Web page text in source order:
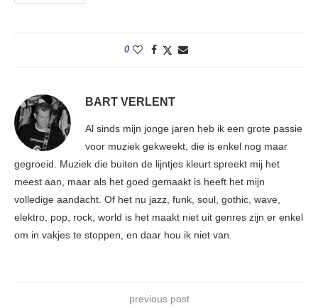
0
BART VERLENT
Al sinds mijn jonge jaren heb ik een grote passie
voor muziek gekweekt, die is enkel nog maar
gegroeid. Muziek die buiten de lijntjes kleurt spreekt mij het
meest aan, maar als het goed gemaakt is heeft het mijn
volledige aandacht. Of het nu jazz, funk, soul, gothic, wave,
elektro, pop, rock, world is het maakt niet uit genres zijn er enkel
om in vakjes te stoppen, en daar hou ik niet van.
previous post